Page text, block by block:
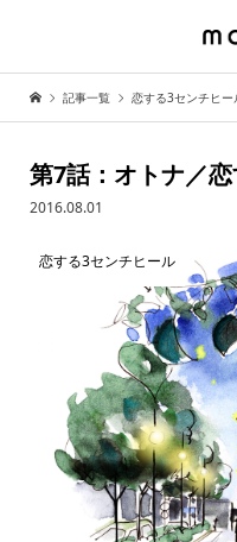
記事一覧 恋する3センチヒー
第7話：オトナ／
2016.08.01
恋する3センチヒール